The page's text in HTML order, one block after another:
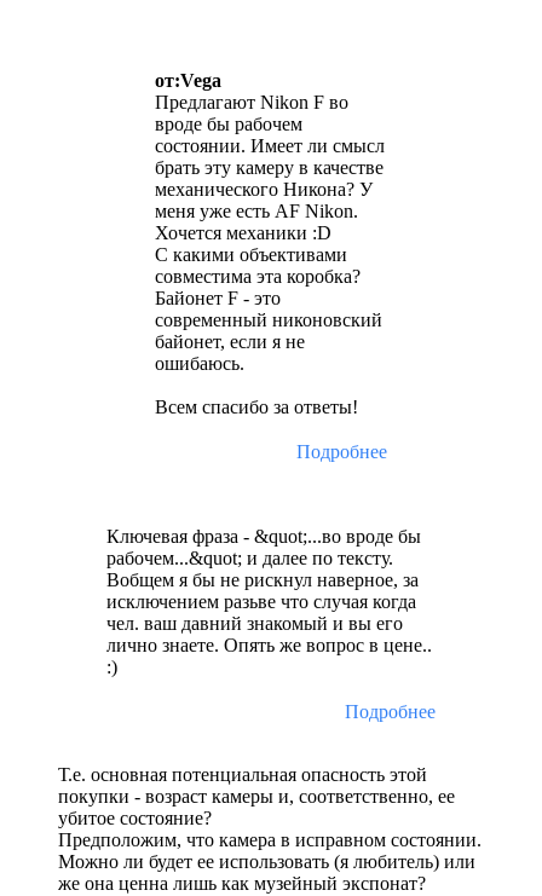
от:Vega
Предлагают Nikon F во
вроде бы рабочем
состоянии. Имеет ли смысл
брать эту камеру в качестве
механического Никона? У
меня уже есть AF Nikon.
Хочется механики :D
С какими объективами
совместима эта коробка?
Байонет F - это
современный никоновский
байонет, если я не
ошибаюсь.
Всем спасибо за ответы!
Подробнее
Ключевая фраза - &quot;...во вроде бы
рабочем...&quot; и далее по тексту.
Вобщем я бы не рискнул наверное, за
исключением разьве что случая когда
чел. ваш давний знакомый и вы его
лично знаете. Опять же вопрос в цене..
:)
Подробнее
Т.е. основная потенциальная опасность этой
покупки - возраст камеры и, соответственно, ее
убитое состояние?
Предположим, что камера в исправном состоянии.
Можно ли будет ее использовать (я любитель) или
же она ценна лишь как музейный экспонат?